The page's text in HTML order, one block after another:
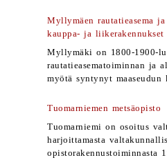
Myllymäen rautatieasema ja
kauppa- ja liikerakennukset
Myllymäki on 1800-1900-
rautatieasematoiminnan ja
myötä syntynyt maaseudun
Tuomarniemen metsäopisto
Tuomarniemi on osoitus
harjoittamasta
opistorakennustoiminnasta